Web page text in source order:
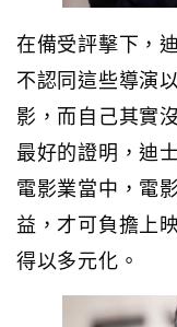
在備受評擊下，
不認同這些導演
影，而自己其實
最好的證明，迪
電影業當中，電
益，才可負擔上
得以多元化。